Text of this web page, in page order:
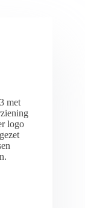
met
logo